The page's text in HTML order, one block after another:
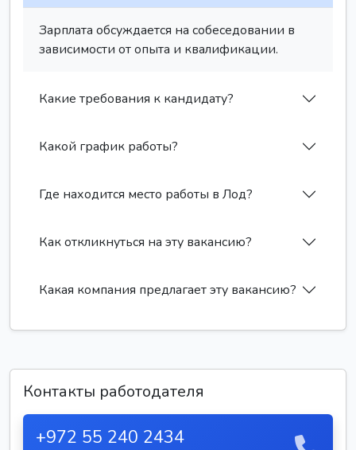
Зарплата обсуждается на собеседовании в
зависимости от опыта и квалификации.
Какие требования к кандидату?
Какой график работы?
Где находится место работы в Лод?
Как откликнуться на эту вакансию?
Какая компания предлагает эту вакансию?
Контакты работодателя
+972 55 240 2434